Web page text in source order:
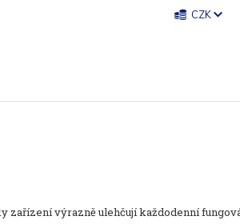
CZK
výrazně ulehčují každodenní